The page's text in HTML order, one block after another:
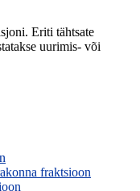
Eriti tähtsate
uurimis- või
fraktsioon